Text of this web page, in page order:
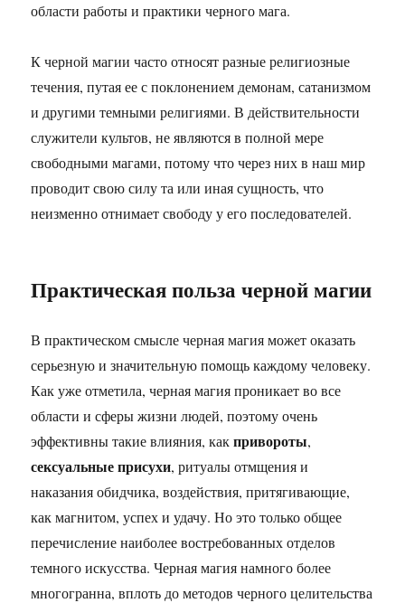
области работы и практики черного мага.
К черной магии часто относят разные религиозные
течения, путая ее с поклонением демонам, сатанизмом
и другими темными религиями. В действительности
служители культов, не являются в полной мере
свободными магами, потому что через них в наш мир
проводит свою силу та или иная сущность, что
неизменно отнимает свободу у его последователей.
Практическая польза черной магии
В практическом смысле черная магия может оказать
серьезную и значительную помощь каждому человеку.
Как уже отметила, черная магия проникает во все
области и сферы жизни людей, поэтому очень
эффективны такие влияния, какпривороты,
сексуальные присухи, ритуалы отмщения и
наказания обидчика, воздействия, притягивающие,
как магнитом, успех и удачу. Но это только общее
перечисление наиболее востребованных отделов
темного искусства. Черная магия намного более
многогранна, вплоть до методов черного целительства